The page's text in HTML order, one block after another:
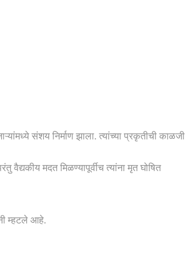
संशय निर्माण झाला. त्यांच्या प्रकृतीची काळजी
मदत मिळण्यापूर्वीच त्यांना मृत घोषित
म्हटले आहे.